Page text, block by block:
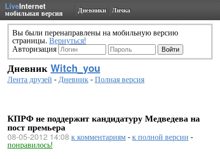
LiveInternet
мобильная версия Дневники Личка
Вы были перенаправлены на мобильную версию
страницы. Вернуться!
Авторизация
Дневник Witch_you
Лента друзей -Дневник-Полная версия
КПРФ не поддержит кандидатуру Медведева на
пост премьера
08-05-2012 14:08 к комментариям-к полной версии -
понравилось!